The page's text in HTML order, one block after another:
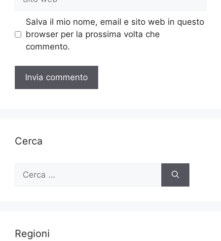
web
Salva il mio nome, email e sito web in questo
browser per la prossima volta che
commento.
Cerca
per:
Regioni